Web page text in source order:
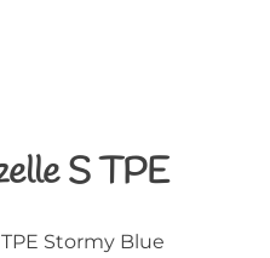
S TPE
Stormy Blue